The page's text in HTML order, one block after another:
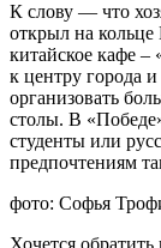
К слову — что
открыл на кольце
китайское кафе –
к центру города
организовать
столы. В
студенты или
предпочтениям
фото: Софья